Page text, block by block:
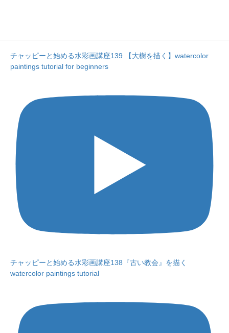
チャッピーと始める水彩画講座139 【大樹を描く】watercolor
paintings tutorial for beginners
チャッピーと始める水彩画講座138『古い教会』を描く
watercolor paintings tutorial